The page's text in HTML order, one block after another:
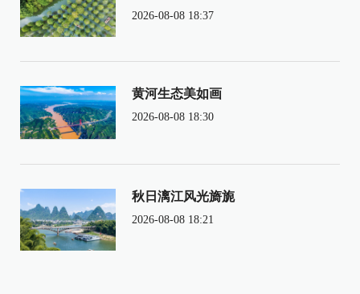
2026-08-08 18:37
黄河生态美如画
2026-08-08 18:30
秋日漓江风光旖旎
2026-08-08 18:21